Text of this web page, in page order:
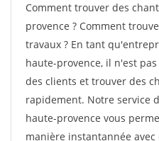
Comment trouver des
provence ? Comment
travaux ? En tant
haute-provence, il n'est
des clients et trouver des
rapidement. Notre service
haute-provence vous
manière instantannée